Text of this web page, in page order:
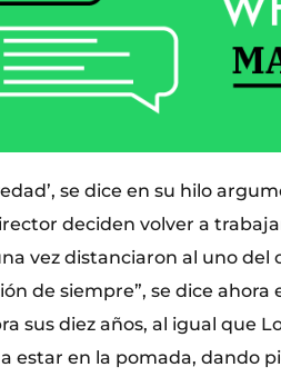
se dice en su hilo
deciden volver a
vez distanciaron al uno del
de siempre”, se dice ahora
sus diez años, al igual que
estar en la pomada, dando